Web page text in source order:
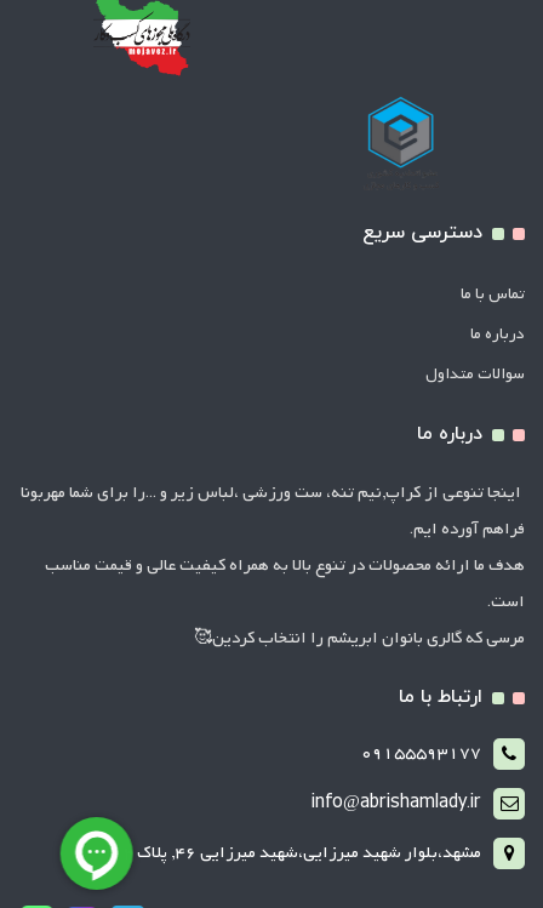
دسترسی سریع
تماس با ما
درباره ما
سوالات متداول
درباره ما
اینجا تنوعی از کراپ,نیم تنه، ست ورزشی ،لباس زیر و ...را برای شما مهربونا
فراهم آورده ایم.
هدف ما ارائه محصولات در تنوع بالا به همراه کیفیت عالی و قیمت مناسب
است.
مرسی که گالری بانوان ابریشم را انتخاب کردین🥰
ارتباط با ما
09155593177
info@abrishamlady.ir
مشهد،بلوار شهید میرزایی،شهید میرزایی 46, پلاک 2